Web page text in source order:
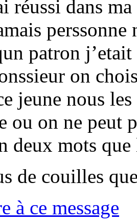
réussi dans
patron
on
jeune nous
ou on ne peut
deux mots
de couilles
à ce message